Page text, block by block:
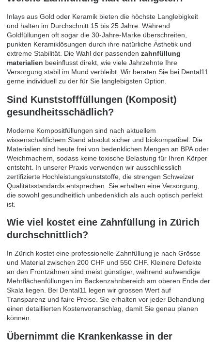
Inlays aus Gold oder Keramik bieten die höchste Langlebigkeit
und halten im Durchschnitt 15 bis 25 Jahre. Während
Goldfüllungen oft sogar die 30-Jahre-Marke überschreiten,
punkten Keramiklösungen durch ihre natürliche Ästhetik und
extreme Stabilität. Die Wahl der passenden zahnfüllung
materialien beeinflusst direkt, wie viele Jahrzehnte Ihre
Versorgung stabil im Mund verbleibt. Wir beraten Sie bei Dental11
gerne individuell zu der für Sie langlebigsten Option.
Sind Kunststofffüllungen (Komposit)
gesundheitsschädlich?
Moderne Kompositfüllungen sind nach aktuellem
wissenschaftlichem Stand absolut sicher und biokompatibel. Die
Materialien sind heute frei von bedenklichen Mengen an BPA oder
Weichmachern, sodass keine toxische Belastung für Ihren Körper
entsteht. In unserer Praxis verwenden wir ausschliesslich
zertifizierte Hochleistungskunststoffe, die strengen Schweizer
Qualitätsstandards entsprechen. Sie erhalten eine Versorgung,
die sowohl gesundheitlich unbedenklich als auch optisch perfekt
ist.
Wie viel kostet eine Zahnfüllung in Zürich
durchschnittlich?
In Zürich kostet eine professionelle Zahnfüllung je nach Grösse
und Material zwischen 200 CHF und 550 CHF. Kleinere Defekte
an den Frontzähnen sind meist günstiger, während aufwendige
Mehrflächenfüllungen im Backenzahnbereich am oberen Ende der
Skala liegen. Bei Dental11 legen wir grossen Wert auf
Transparenz und faire Preise. Sie erhalten vor jeder Behandlung
einen detaillierten Kostenvoranschlag, damit Sie genau planen
können.
Übernimmt die Krankenkasse in der